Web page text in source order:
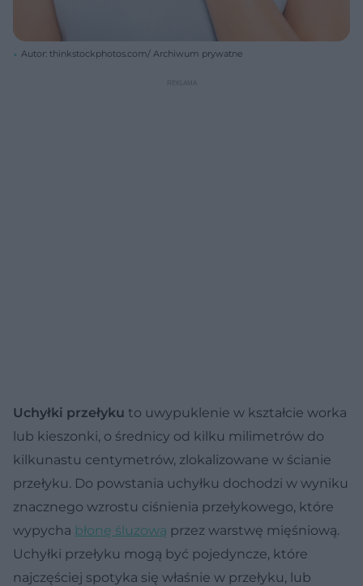
Autor: thinkstockphotos.com/ Archiwum prywatne
Uchyłki przełyku to uwypuklenie w kształcie worka
lub kieszonki, o średnicy od kilku milimetrów do
kilkunastu centymetrów, zlokalizowane w ścianie
przełyku. Do powstania uchyłku dochodzi w wyniku
znacznego wzrostu ciśnienia przełykowego, które
wypycha błonę śluzową przez warstwę mięśniową.
Uchyłki przełyku mogą być pojedyncze, które
najczęściej spotyka się właśnie w przełyku, lub